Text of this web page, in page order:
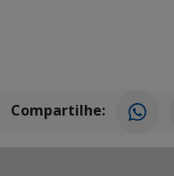
Compartilhe: